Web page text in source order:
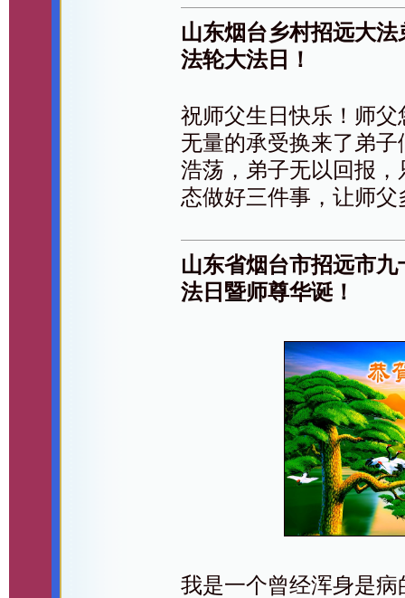
山东烟台乡村招远大
法轮大法日！
祝师父生日快乐！师
无量的承受换来了弟
浩荡，弟子无以回报
态做好三件事，让师
山东省烟台市招远市
法日暨师尊华诞！
我是一个曾经浑身是